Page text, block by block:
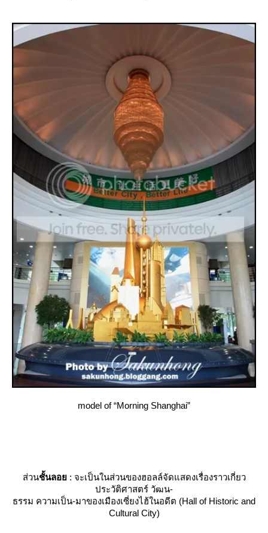
model of “Morning Shanghai”
ส่วนชั้นลอ: จะเป็นในส่วนของฮอลล์จัดแสดงเรื่องราวเกี่ยว
ประวัติศาสตร์ วัฒน-
ธรรม ความเป็น-มาของเมืองเซี่ยงไฮ้ในอดีต (Hall of Historic and
Cultural City)